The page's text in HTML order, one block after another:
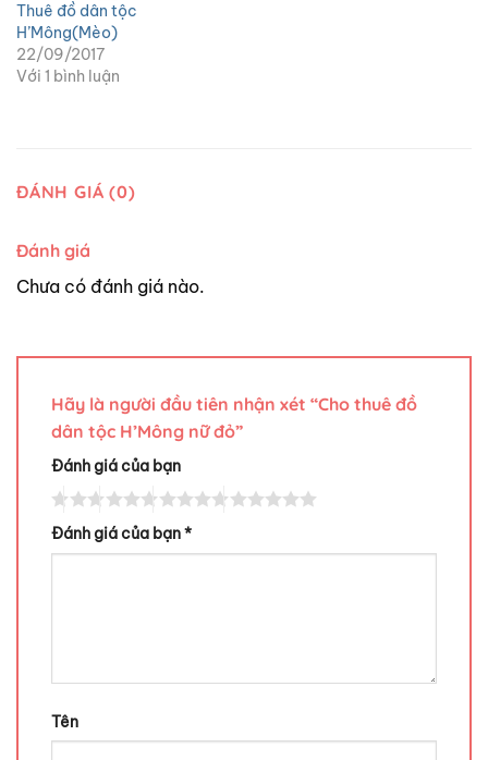
Thuê đồ dân tộc
H’Mông(Mèo)
22/09/2017
Với 1 bình luận
ĐÁNH GIÁ (0)
Đánh giá
Chưa có đánh giá nào.
Hãy là người đầu tiên nhận xét “Cho thuê đồ
dân tộc H’Mông nữ đỏ”
Đánh giá của bạn
Đánh giá của bạn*
Tên